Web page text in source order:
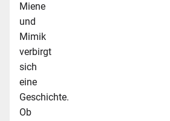
Miene
und
Mimik
verbirgt
sich
eine
Geschichte.
Ob